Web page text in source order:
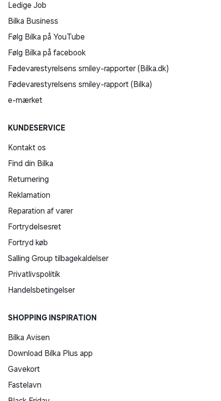
Ledige Job
Bilka Business
Følg Bilka på YouTube
Følg Bilka på facebook
Fødevarestyrelsens smiley-rapporter (Bilka.dk)
Fødevarestyrelsens smiley-rapport (Bilka)
e-mærket
KUNDESERVICE
Kontakt os
Find din Bilka
Returnering
Reklamation
Reparation af varer
Fortrydelsesret
Fortryd køb
Salling Group tilbagekaldelser
Privatlivspolitik
Handelsbetingelser
SHOPPING INSPIRATION
Bilka Avisen
Download Bilka Plus app
Gavekort
Fastelavn